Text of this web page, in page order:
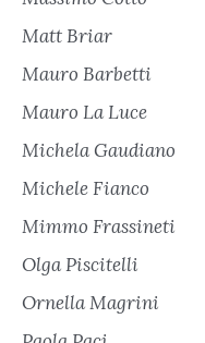
Matt Briar
Mauro Barbetti
Mauro La Luce
Michela Gaudiano
Michele Fianco
Mimmo Frassineti
Olga Piscitelli
Ornella Magrini